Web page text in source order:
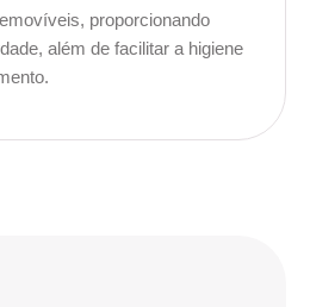
proporcionando
além de facilitar a higiene